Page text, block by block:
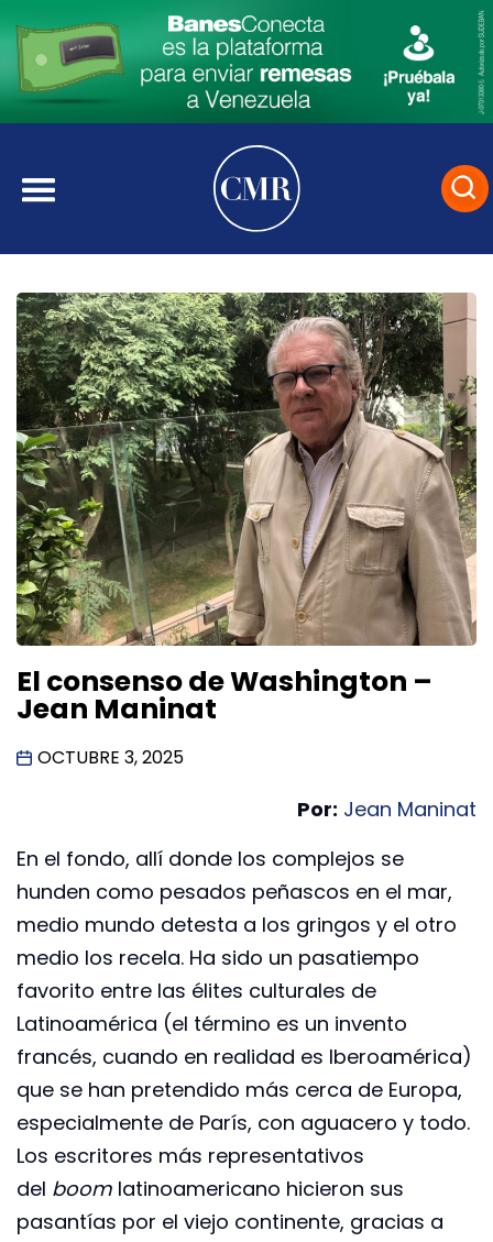
El consenso de Washington –
Jean Maninat
OCTUBRE 3, 2025
Por: Jean Maninat
En el fondo, allí donde los complejos se
hunden como pesados peñascos en el mar,
medio mundo detesta a los gringos y el otro
medio los recela. Ha sido un pasatiempo
favorito entre las élites culturales de
Latinoamérica (el término es un invento
francés, cuando en realidad es Iberoamérica)
que se han pretendido más cerca de Europa,
especialmente de París, con aguacero y todo.
Los escritores más representativos
del boom latinoamericano hicieron sus
pasantías por el viejo continente, gracias a